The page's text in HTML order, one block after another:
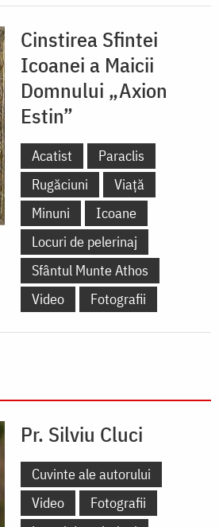
Cinstirea Sfintei
Icoanei a Maicii
Domnului „Axion
Estin”
Acatist
Paraclis
Rugăciuni
Viață
Minuni
Icoane
Locuri de pelerinaj
Sfântul Munte Athos
Video
Fotografii
Pr. Silviu Cluci
Cuvinte ale autorului
Video
Fotografii